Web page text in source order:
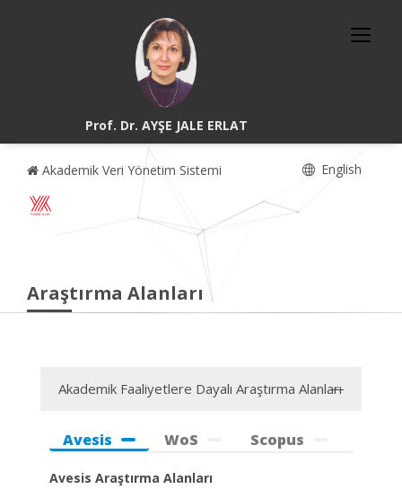
Prof. Dr. AYŞE JALE ERLAT
Akademik Veri Yönetim Sistemi English
Araştırma Alanları
Akademik Faaliyetlere Dayalı Araştırma Alanları
Avesis WoS Scopus
Avesis Araştırma Alanları